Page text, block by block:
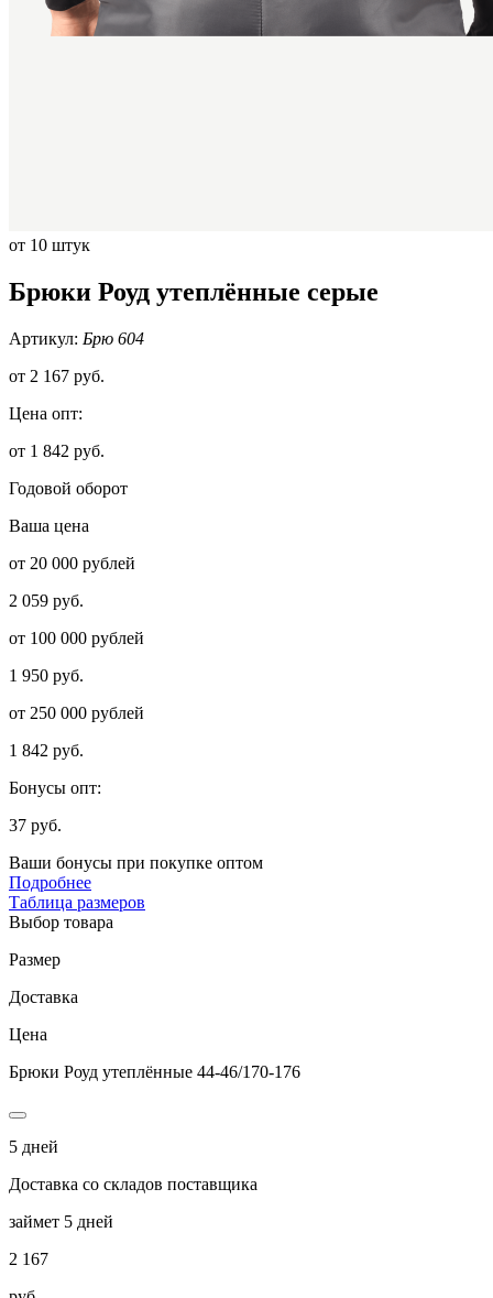
от 10 штук
Брюки Роуд утеплённые серые
Артикул: Брю 604
от 2 167 руб.
Цена опт:
от 1 842 руб.
Годовой оборот
Ваша цена
от 20 000 рублей
2 059 руб.
от 100 000 рублей
1 950 руб.
от 250 000 рублей
1 842 руб.
Бонусы опт:
37 руб.
Ваши бонусы при покупке оптом
Подробнее
Таблица размеров
Выбор товара
Размер
Доставка
Цена
Брюки Роуд утеплённые 44-46/170-176
5 дней
Доставка со складов поставщика
займет 5 дней
2 167